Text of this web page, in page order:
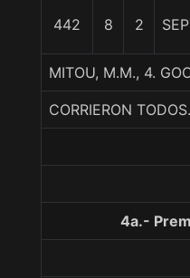
442 8 2
MITOU, M.M., 4.
CORRIERON TODOS.
4a.-